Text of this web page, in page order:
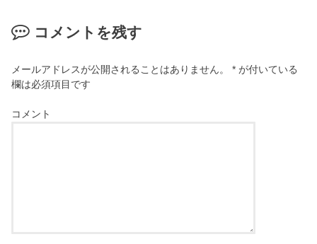
コメントを残す
メールアドレスが公開されることはありません。 * が付いている
欄は必須項目です
コメント